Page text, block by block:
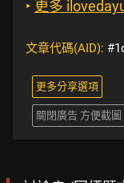
‣ 更多
文章代碼(AID):
更多分享選項
關閉廣告 方便截圖